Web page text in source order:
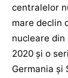
centralelor
mare declin
nucleare
2020 şi o
Germania